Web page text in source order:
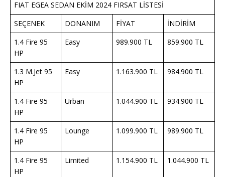
FIAT EGEA SEDAN EKİM 2024 FIRSAT LİSTESİ
SEÇENEK
DONANIM FİYAT
İNDİRİM
1.4 Fire 95
HP
Easy 989.900 TL 859.900 TL
1.3 M.Jet 95
HP
Easy 1.163.900 TL 984.900 TL
1.4 Fire 95
HP
Urban 1.044.900 TL 934.900 TL
1.4 Fire 95
HP
Lounge 1.099.900 TL 989.900 TL
1.4 Fire 95
HP
Limited 1.154.900 TL 1.044.900 TL